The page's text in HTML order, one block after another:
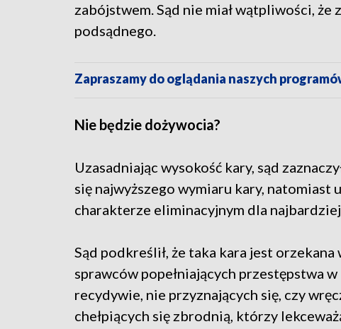
zabójstwem. Sąd nie miał wątpliwości, że
podsądnego.
Zapraszamy do oglądania naszych
Nie będzie dożywocia?
Uzasadniając wysokość kary, sąd
się najwyższego wymiaru kary, natomiast
charakterze eliminacyjnym dla
Sąd podkreślił, że taka kara jest orzekana
sprawców popełniających przestępstwa w
recydywie, nie przyznających się, czy
chełpiących się zbrodnią, którzy